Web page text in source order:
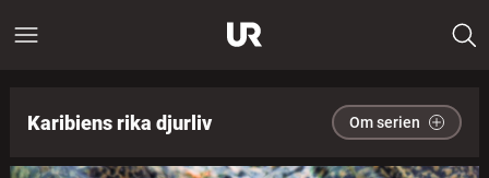
Karibiens rika djurliv Om serien